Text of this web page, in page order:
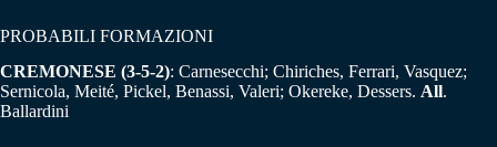
PROBABILI FORMAZIONI
CREMONESE (3-5-2): Carnesecchi; Chiriches, Ferrari, Vasquez;
Sernicola, Meité, Pickel, Benassi, Valeri; Okereke, Dessers. All.
Ballardini